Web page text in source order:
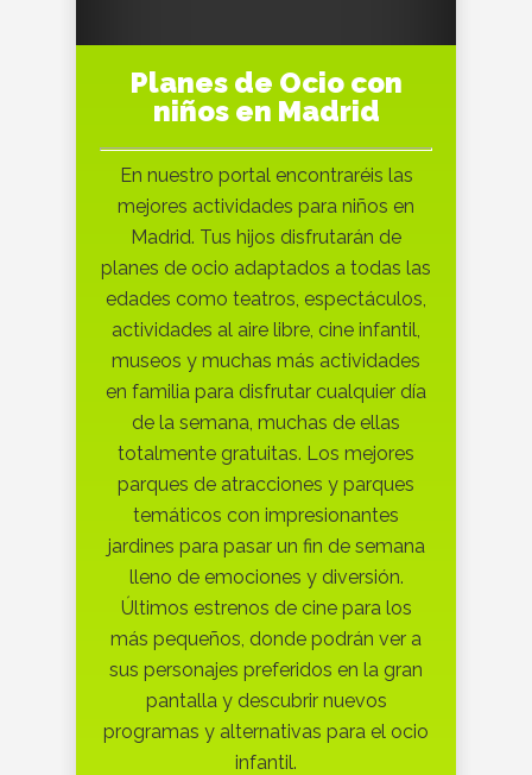
Planes de Ocio con
niños en Madrid
En nuestro portal encontraréis las
mejores actividades para niños en
Madrid. Tus hijos disfrutarán de
planes de ocio adaptados a todas las
edades como teatros, espectáculos,
actividades al aire libre, cine infantil,
museos y muchas más actividades
en familia para disfrutar cualquier día
de la semana, muchas de ellas
totalmente gratuitas. Los mejores
parques de atracciones y parques
temáticos con impresionantes
jardines para pasar un fin de semana
lleno de emociones y diversión.
Últimos estrenos de cine para los
más pequeños, donde podrán ver a
sus personajes preferidos en la gran
pantalla y descubrir nuevos
programas y alternativas para el ocio
infantil.